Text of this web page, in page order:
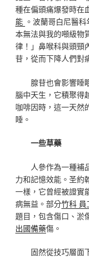
種在偏頭痛爆發時在
能 。波蘭哥白尼醫
本無法與我的噸級物
律！」鼻喉科與頭頸
苷，從而下降人們對
腺苷也會影響睡
腦中天生，它積聚得
咖啡因時，這一天然
睡。
一些草藥
人參作為一種補
力和記憶效能。圣約
一樣，它曾經被證實
病無益。部分竹科 員
題目，包含傷口、淤
出國備藥傷。
固然從技巧層面